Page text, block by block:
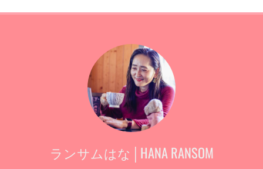
ランサムはな│HANA RANSOM